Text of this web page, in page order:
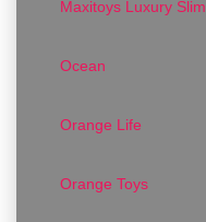
Maxitoys Luxury Slim
Ocean
Orange Life
Orange Toys